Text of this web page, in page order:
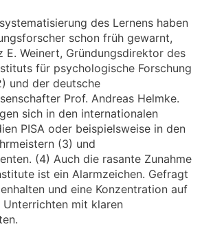
des Lernens haben
schon früh gewarnt,
E. Weinert, Gründungsdirektor des
für psychologische Forschung
und der deutsche
Prof. Andreas Helmke.
sich in den internationalen
PISA oder beispielsweise in den
(3) und
(4) Auch die rasante Zunahme
ist ein Alarmzeichen. Gefragt
und eine Konzentration auf
Unterrichten mit klaren